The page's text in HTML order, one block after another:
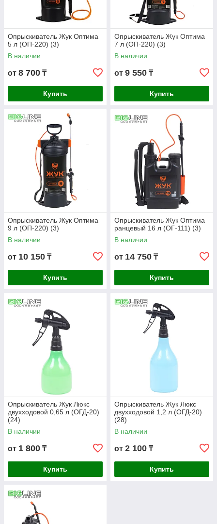
Опрыскиватель Жук Оптима
5 л (ОП-220) (3)
В наличии
от 8 700 ₸
Купить
Опрыскиватель Жук Оптима
7 л (ОП-220) (3)
В наличии
от 9 550 ₸
Купить
Опрыскиватель Жук Оптима
9 л (ОП-220) (3)
В наличии
от 10 150 ₸
Купить
Опрыскиватель Жук Оптима
ранцевый 16 л (ОГ-111) (3)
В наличии
от 14 750 ₸
Купить
Опрыскиватель Жук Люкс
двухходовой 0,65 л (ОГД-20)
(24)
В наличии
от 1 800 ₸
Купить
Опрыскиватель Жук Люкс
двухходовой 1,2 л (ОГД-20)
(28)
В наличии
от 2 100 ₸
Купить